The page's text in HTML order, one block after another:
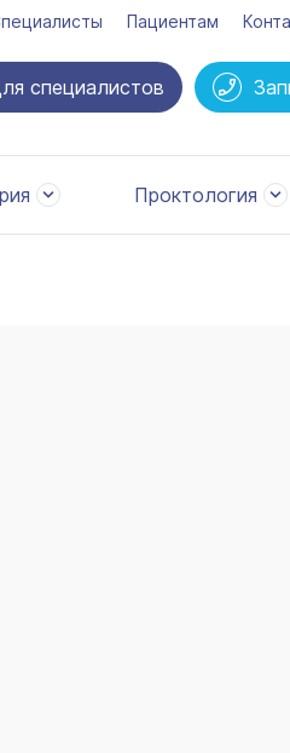
Пациентам
специалистов
Проктология